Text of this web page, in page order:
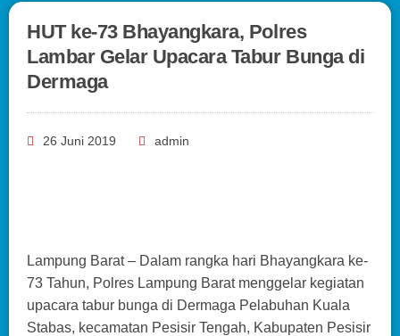
HUT ke-73 Bhayangkara, Polres
Lambar Gelar Upacara Tabur Bunga di
Dermaga
26 Juni 2019 admin
Lampung Barat – Dalam rangka hari Bhayangkara ke-
73 Tahun, Polres Lampung Barat menggelar kegiatan
upacara tabur bunga di Dermaga Pelabuhan Kuala
Stabas, kecamatan Pesisir Tengah, Kabupaten Pesisir